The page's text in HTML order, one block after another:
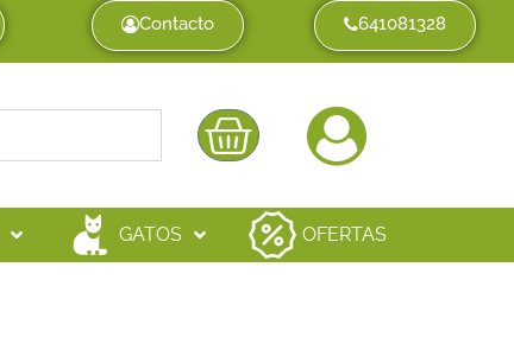
Contacto 641081328
GATOS
OFERTAS